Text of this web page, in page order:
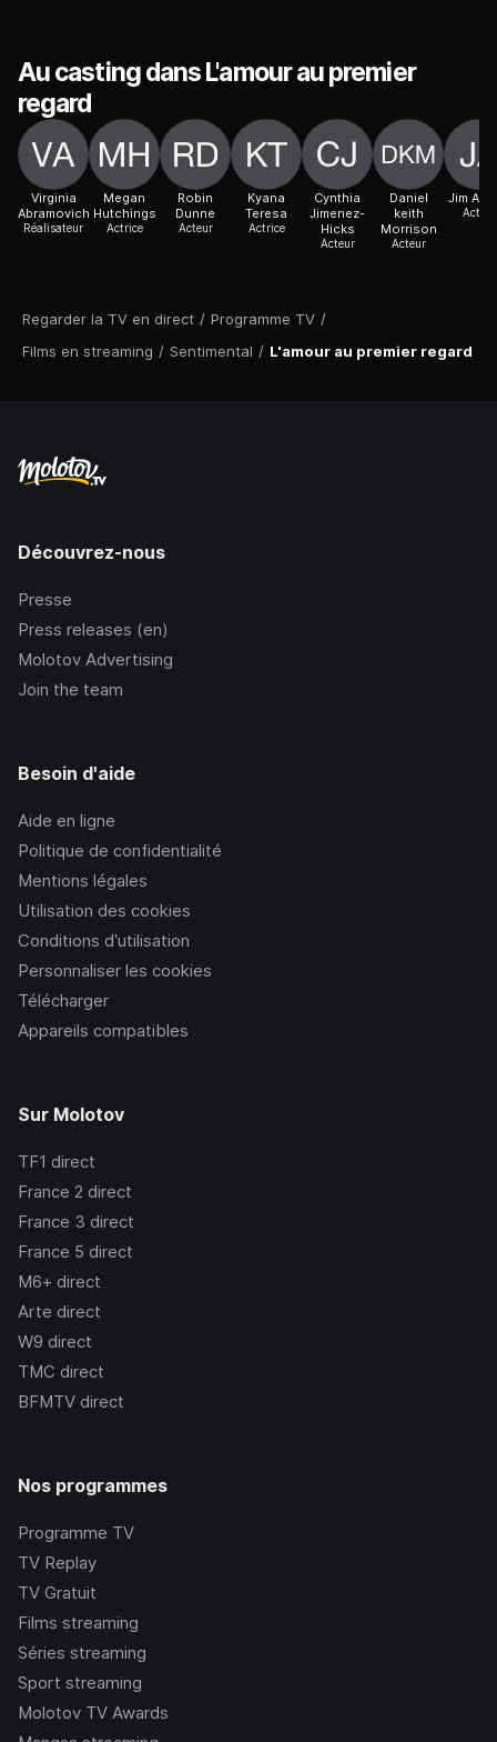
Regarder la TV en direct / Programme TV /
Films en streaming / Sentimental / L'amour au premier regard
Au casting dans L'amour au premier
regard
Virginia
Abramovich
Réalisateur
Megan
Hutchings
Actrice
Robin
Dunne
Acteur
Kyana
Teresa
Actrice
Cynthia
Jimenez-
Hicks
Acteur
Daniel
keith
Morrison
Acteur
Jim
Acteur
Découvrez-nous
Presse
Press releases (en)
Molotov Advertising
Join the team
Besoin d'aide
Aide en ligne
Politique de confidentialité
Mentions légales
Utilisation des cookies
Conditions d’utilisation
Personnaliser les cookies
Télécharger
Appareils compatibles
Sur Molotov
TF1 direct
France 2 direct
France 3 direct
France 5 direct
M6+ direct
Arte direct
W9 direct
TMC direct
BFMTV direct
Nos programmes
Programme TV
TV Replay
TV Gratuit
Films streaming
Séries streaming
Sport streaming
Molotov TV Awards